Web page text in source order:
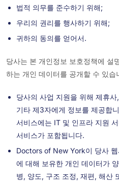
법적 의무를 준수하기 위해;
우리의 권리를 행사하기 위해;
귀하의 동의를 얻어서.
당사는 본 개인정보 보호정책에 설
하는 개인 데이터를 공개할 수 있습
당사의 사업 지원을 위해 제휴
기타 제3자에게 정보를 제공합
서비스에는 IT 및 인프라 지원
서비스가 포함됩니다.
Doctors of New York이 당사
에 대해 보유한 개인 데이터가
병, 양도, 구조 조정, 재편, 해산